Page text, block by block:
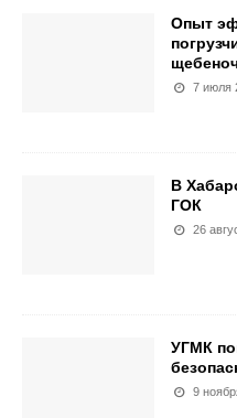
Опыт
7 июля
В
ГОК
26
УГМК
9